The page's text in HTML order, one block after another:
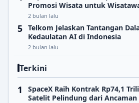
Promosi Wisata untuk
2 bulan lalu
Telkom Jelaskan Tantangan
Kedaulatan AI di Indonesia
2 bulan lalu
Terkini
SpaceX Raih Kontrak Rp74,1
Satelit Pelindung dari Ancaman